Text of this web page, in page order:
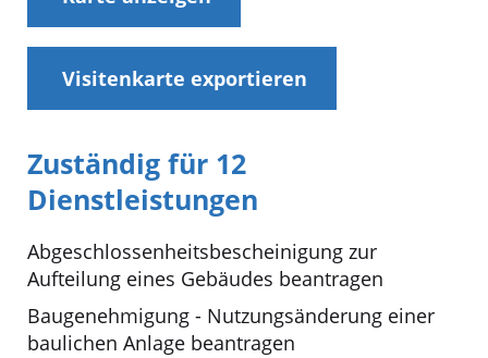
Visitenkarte exportieren
Zuständig für 12
Dienstleistungen
Abgeschlossenheitsbescheinigung zur
Aufteilung eines Gebäudes beantragen
Baugenehmigung - Nutzungsänderung einer
baulichen Anlage beantragen